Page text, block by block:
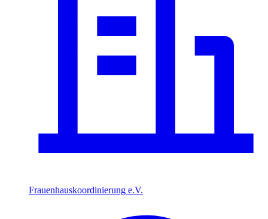
Frauenhauskoordinierung e.V.